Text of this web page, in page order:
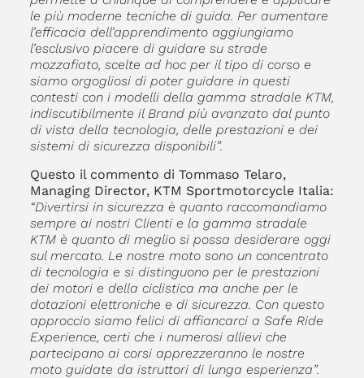
le più moderne tecniche di guida. Per aumentare
l’efficacia dell’apprendimento aggiungiamo
l’esclusivo piacere di guidare su strade
mozzafiato, scelte ad hoc per il tipo di corso e
siamo orgogliosi di poter guidare in questi
contesti con i modelli della gamma stradale KTM,
indiscutibilmente il Brand più avanzato dal punto
di vista della tecnologia, delle prestazioni e dei
sistemi di sicurezza disponibili”.
Questo il commento di Tommaso Telaro,
Managing Director, KTM Sportmotorcycle Italia:
“Divertirsi in sicurezza è quanto raccomandiamo
sempre ai nostri Clienti e la gamma stradale
KTM è quanto di meglio si possa desiderare oggi
sul mercato. Le nostre moto sono un concentrato
di tecnologia e si distinguono per le prestazioni
dei motori e della ciclistica ma anche per le
dotazioni elettroniche e di sicurezza. Con questo
approccio siamo felici di affiancarci a Safe Ride
Experience, certi che i numerosi allievi che
partecipano ai corsi apprezzeranno le nostre
moto guidate da istruttori di lunga esperienza”.